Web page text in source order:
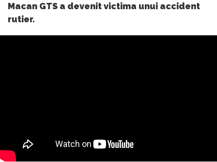
Macan GTS a devenit victima unui accident
rutier.